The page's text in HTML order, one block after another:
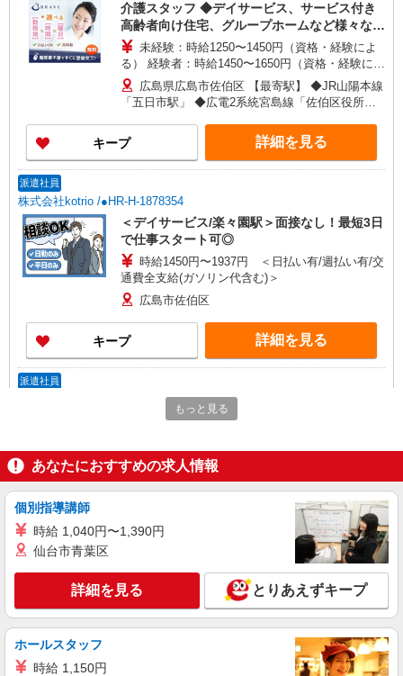
介護スタッフ ◆デイサービス、サービス付き
高齢者向け住宅、グループホームなど様々な勤
務先から選べます。
未経験：時給1250〜1450円（資格・経験によ
る） 経験者：時給1450〜1650円（資格・経験によ
る） ◎月収例 時給1650円×1日8時間×22日（週5
日）＝29万400円 ◆昇給あり ◆支払い方法 ※日払
い/週払い/月払い対応も可能です。詳しくは面談時
にご相談ください。 ◆交通費：別途全額支給 ※当
社規定あり
広島県広島市佐伯区 【最寄駅】 ◆JR山陽本線
「五日市駅」 ◆広電2系統宮島線「佐伯区役所前
他、近隣に多数勤務地あります！
キープ 詳細を見る
派遣社員
株式会社kotrio /●HR-H-1878354
＜デイサービス/楽々園駅＞面接なし！最短3日
で仕事スタート可◎
時給1450円〜1937円 ＜日払い有/週払い有/交
通費全支給(ガソリン代含む)＞
広島市佐伯区
キープ 詳細を見る
派遣社員
株式会社kotrio /●HR-H-2077511
楽々園*デイでの生活補助☆新たなスキルを身
時給1350円〜1937円 ＜日払い有/週払い有/交
通費全支給(ガソリン代含む)＞
キープ 詳細を見る
株式会社kotrio /●HR-H-1855886
楽々園＊障がい者通所施設スタッフ大募集！無
時給1450円〜1937円 ＜日払い有/週払い有/交
もっと見る
あなたにおすすめの求人情報
個別指導講師
時給 1,040円〜1,390円
仙台市青葉区
詳細を見る とりあえずキープ
ホールスタッフ
時給 1,150円